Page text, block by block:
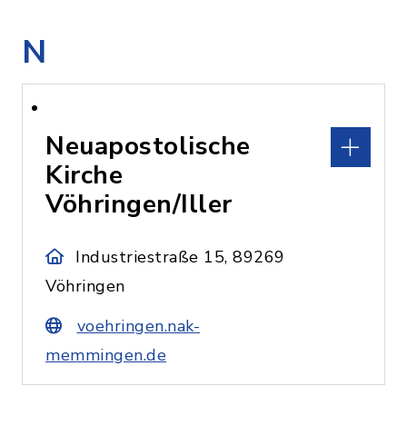
N
Neuapostolische
Kirche
Vöhringen/Iller
Industriestraße 15, 89269
Vöhringen
voehringen.nak-
memmingen.de